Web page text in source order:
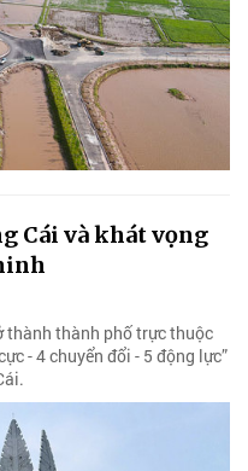
Cái và khát vọng
thành thành phố trực thuộc
- 4 chuyển đổi - 5 động lực”